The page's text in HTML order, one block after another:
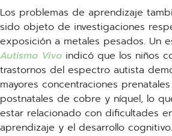
Los problemas de aprendizaje
sido objeto de investigaciones
exposición a metales pesados. Un
Autismo Vivo indicó que los niños
trastornos del espectro autista
mayores concentraciones
postnatales de cobre y níquel, lo
estar relacionado con dificultades
aprendizaje y el desarrollo cognitivo.